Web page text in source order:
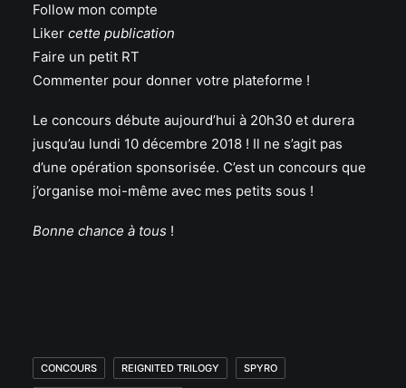
Follow mon compte
Liker cette publication
Faire un petit RT
Commenter pour donner votre plateforme !
Le concours débute aujourd’hui à 20h30 et durera
jusqu’au lundi 10 décembre 2018 ! Il ne s’agit pas
d’une opération sponsorisée. C’est un concours que
j’organise moi-même avec mes petits sous !
Bonne chance à tous !
CONCOURS REIGNITED TRILOGY SPYRO